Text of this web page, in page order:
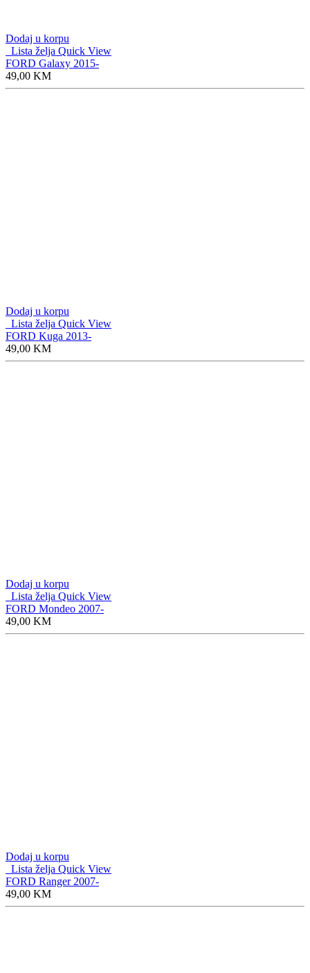
Dodaj u korpu
Lista želja Quick View
FORD Galaxy 2015-
49,00 KM
Dodaj u korpu
Lista želja Quick View
FORD Kuga 2013-
49,00 KM
Dodaj u korpu
Lista želja Quick View
FORD Mondeo 2007-
49,00 KM
Dodaj u korpu
Lista želja Quick View
FORD Ranger 2007-
49,00 KM